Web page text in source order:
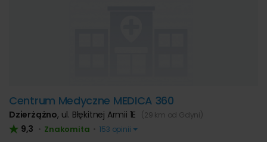
Centrum Medyczne MEDICA 360
Dzierżążno, ul. Błękitnej Armii 1E (29 km od Gdyni)
9,3 • Znakomita • 153 opinii